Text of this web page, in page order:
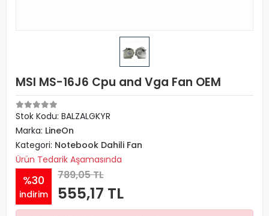
MSI MS-16J6 Cpu and Vga Fan OEM
Stok Kodu: BALZALGKYR
Marka: LineOn
Kategori: Notebook Dahili Fan
Ürün Tedarik Aşamasında
%30
indirim
789,05 TL
555,17 TL